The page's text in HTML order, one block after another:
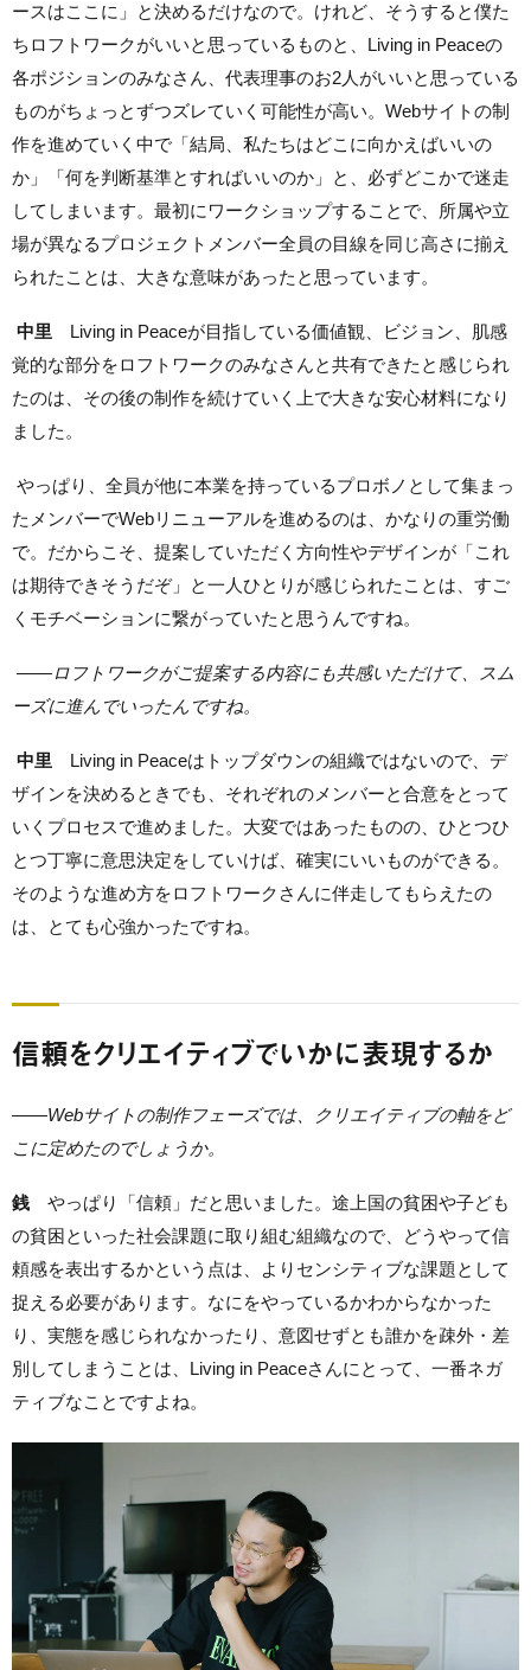
ースはここに」と決めるだけなので。けれど、そうすると僕た
ちロフトワークがいいと思っているものと、Living in Peaceの
各ポジションのみなさん、代表理事のお2人がいいと思っている
ものがちょっとずつズレていく可能性が高い。Webサイトの制
作を進めていく中で「結局、私たちはどこに向かえばいいの
か」「何を判断基準とすればいいのか」と、必ずどこかで迷走
してしまいます。最初にワークショップすることで、所属や立
場が異なるプロジェクトメンバー全員の目線を同じ高さに揃え
られたことは、大きな意味があったと思っています。
中里 Living in Peaceが目指している価値観、ビジョン、肌感
覚的な部分をロフトワークのみなさんと共有できたと感じられ
たのは、その後の制作を続けていく上で大きな安心材料になり
ました。
やっぱり、全員が他に本業を持っているプロボノとして集まっ
たメンバーでWebリニューアルを進めるのは、かなりの重労働
で。だからこそ、提案していただく方向性やデザインが「これ
は期待できそうだぞ」と一人ひとりが感じられたことは、すご
くモチベーションに繋がっていたと思うんですね。
——ロフトワークがご提案する内容にも共感いただけて、スム
ーズに進んでいったんですね。
中里 Living in Peaceはトップダウンの組織ではないので、デ
ザインを決めるときでも、それぞれのメンバーと合意をとって
いくプロセスで進めました。大変ではあったものの、ひとつひ
とつ丁寧に意思決定をしていけば、確実にいいものができる。
そのような進め方をロフトワークさんに伴走してもらえたの
は、とても心強かったですね。
信頼をクリエイティブでいかに表現するか
——Webサイトの制作フェーズでは、クリエイティブの軸をど
こに定めたのでしょうか。
銭 やっぱり「信頼」だと思いました。途上国の貧困や子ども
の貧困といった社会課題に取り組む組織なので、どうやって信
頼感を表出するかという点は、よりセンシティブな課題として
捉える必要があります。なにをやっているかわからなかった
り、実態を感じられなかったり、意図せずとも誰かを疎外・差
別してしまうことは、Living in Peaceさんにとって、一番ネガ
ティブなことですよね。